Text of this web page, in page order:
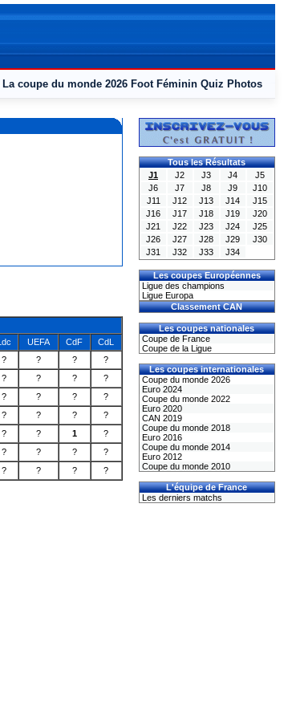
La coupe du monde 2026 Foot Féminin Quiz Photos
UEFA CdF CdL
? ? ? ?
? ? ? ?
? ? ? ?
? ? ? ?
? ? 1 ?
? ? ? ?
? ? ? ?
Tous les Résultats
J1
J2 J3 J4
J5
J6
J7 J8 J9
J10
J11
J12 J13 J14
J15
J16
J17 J18 J19
J20
J21
J22 J23 J24
J25
J26
J27 J28 J29
J30
J31
J32 J33 J34
Les coupes Européennes
Ligue des champions
Ligue Europa
Classement CAN
Les coupes nationales
Coupe de France
Coupe de la Ligue
Les coupes internationales
Coupe du monde 2026
Euro 2024
Coupe du monde 2022
Euro 2020
CAN 2019
Coupe du monde 2018
Euro 2016
Coupe du monde 2014
Euro 2012
Coupe du monde 2010
L'équipe de France
Les derniers matchs